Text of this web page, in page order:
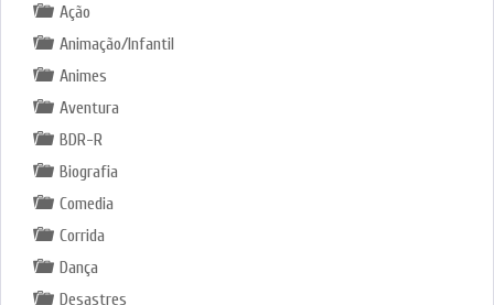
Ação
Animação/Infantil
Animes
Aventura
BDR-R
Biografia
Comedia
Corrida
Dança
Desastres